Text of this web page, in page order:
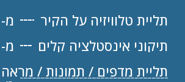
תליית טלוויזיה על הקיר
מ- 150–250 ₪
תיקוני אינסטלציה קלים
מ- 250–400 ₪
תליית מדפים / תמונות / מראה